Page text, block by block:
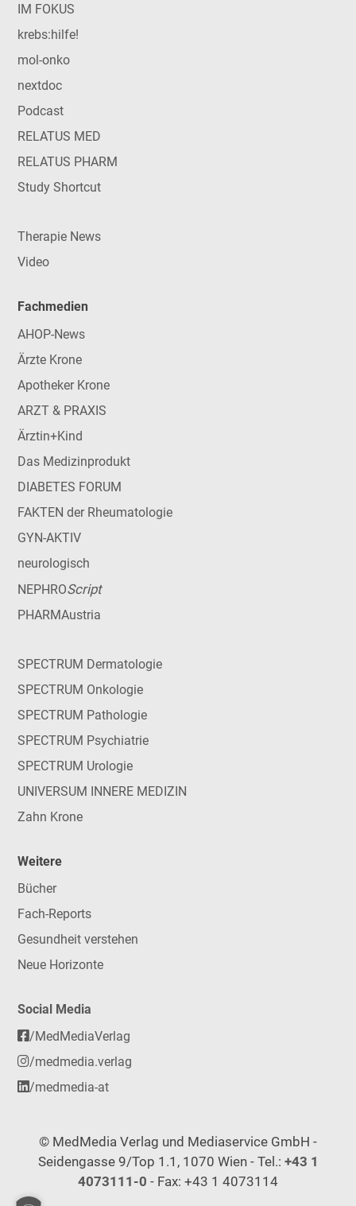
IM FOKUS
krebs:hilfe!
mol-onko
nextdoc
Podcast
RELATUS MED
RELATUS PHARM
Study Shortcut
Therapie News
Video
Fachmedien
AHOP-News
Ärzte Krone
Apotheker Krone
ARZT & PRAXIS
Ärztin+Kind
Das Medizinprodukt
DIABETES FORUM
FAKTEN der Rheumatologie
GYN-AKTIV
neurologisch
NEPHROScript
PHARMAustria
SPECTRUM Dermatologie
SPECTRUM Onkologie
SPECTRUM Pathologie
SPECTRUM Psychiatrie
SPECTRUM Urologie
UNIVERSUM INNERE MEDIZIN
Zahn Krone
Weitere
Bücher
Fach-Reports
Gesundheit verstehen
Neue Horizonte
Social Media
/MedMediaVerlag
/medmedia.verlag
/medmedia-at
© MedMedia Verlag und Mediaservice GmbH -
Seidengasse 9/Top 1.1, 1070 Wien - Tel.: +43 1
4073111-0 - Fax: +43 1 4073114